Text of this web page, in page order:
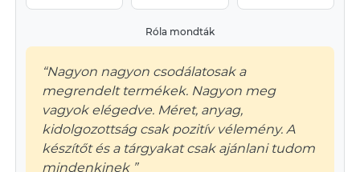
Róla mondták
“Nagyon nagyon csodálatosak a
megrendelt termékek. Nagyon meg
vagyok elégedve. Méret, anyag,
kidolgozottság csak pozitív vélemény. A
készítőt és a tárgyakat csak ajánlani tudom
mindenkinek ”